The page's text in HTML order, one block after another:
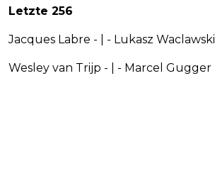
Letzte 256
Jacques Labre - | - Lukasz Waclawski
Wesley van Trijp - | - Marcel Gugger